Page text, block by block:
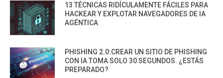
13 TÉCNICAS RIDÍCULAMENTE FÁCILES PARA
HACKEAR Y EXPLOTAR NAVEGADORES DE IA
AGÉNTICA
PHISHING 2.0:CREAR UN SITIO DE PHISHING
CON IA TOMA SOLO 30 SEGUNDOS. ¿ESTÁS
PREPARADO?